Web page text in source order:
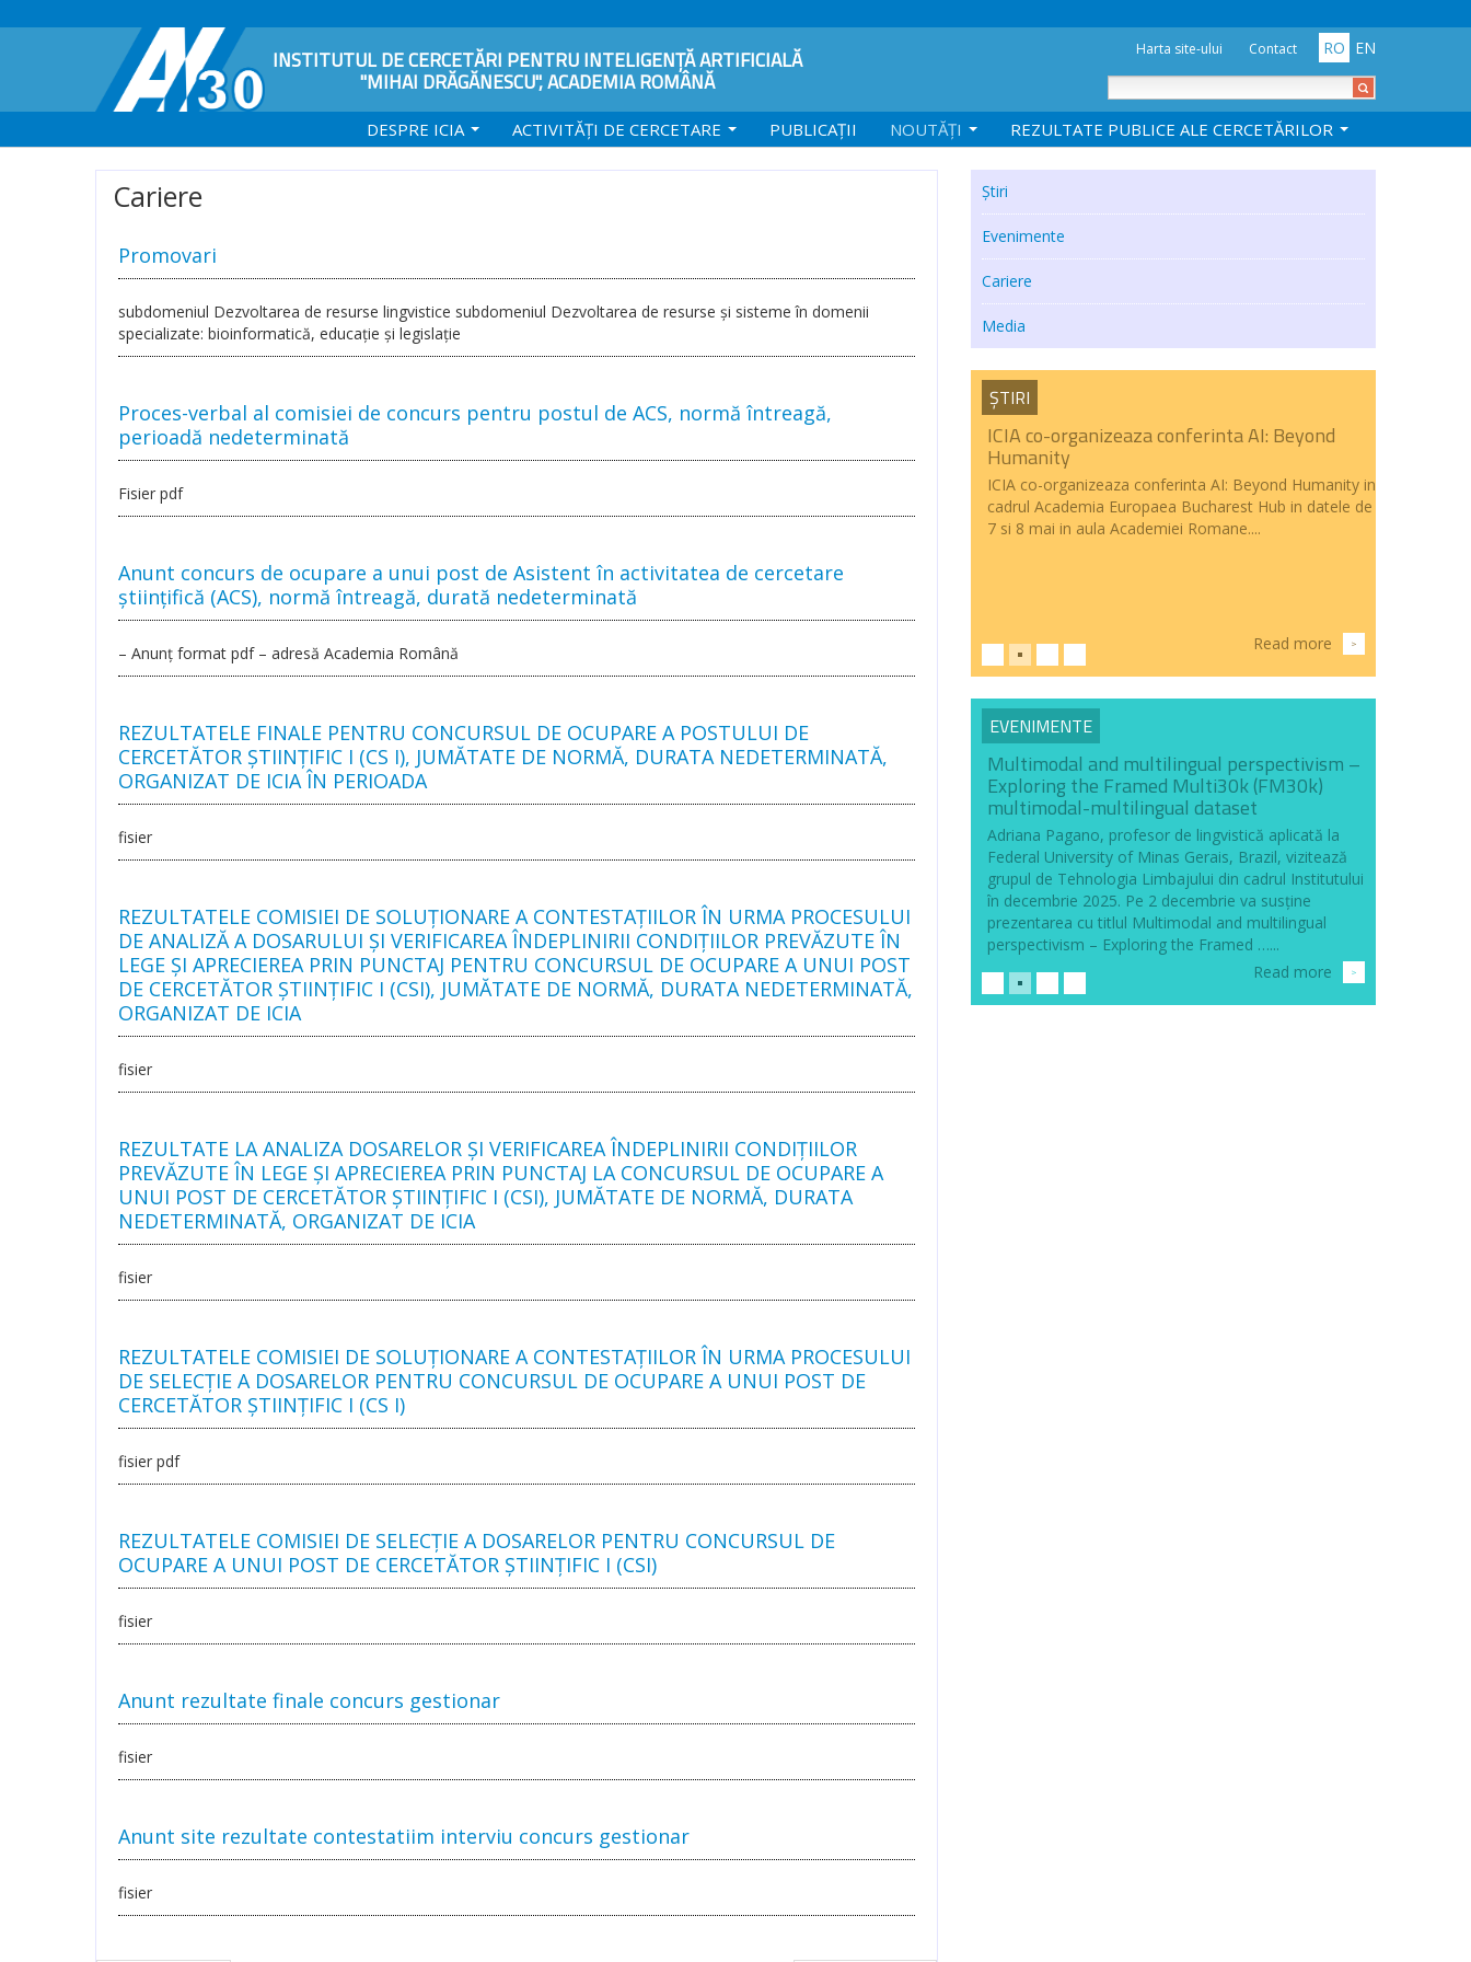
INSTITUTUL DE CERCETĂRI PENTRU INTELIGENȚĂ ARTIFICIALĂ
"MIHAI DRĂGĂNESCU", ACADEMIA ROMÂNĂ
Harta site-ului Contact RO EN
DESPRE ICIA ACTIVITĂȚI DE CERCETARE PUBLICAȚII NOUTĂŢI REZULTATE PUBLICE ALE CERCETĂRILOR
Cariere
Promovari
subdomeniul Dezvoltarea de resurse lingvistice subdomeniul Dezvoltarea de resurse și sisteme în domenii
specializate: bioinformatică, educație și legislație
Proces-verbal al comisiei de concurs pentru postul de ACS, normă întreagă,
perioadă nedeterminată
Fisier pdf
Anunt concurs de ocupare a unui post de Asistent în activitatea de cercetare
știinţifică (ACS), normă întreagă, durată nedeterminată
– Anunț format pdf – adresă Academia Română
REZULTATELE FINALE PENTRU CONCURSUL DE OCUPARE A POSTULUI DE
CERCETĂTOR ȘTIINȚIFIC I (CS I), JUMĂTATE DE NORMĂ, DURATA NEDETERMINATĂ,
ORGANIZAT DE ICIA ÎN PERIOADA
fisier
REZULTATELE COMISIEI DE SOLUŢIONARE A CONTESTAŢIILOR ÎN URMA PROCESULUI
DE ANALIZĂ A DOSARULUI ȘI VERIFICAREA ÎNDEPLINIRII CONDIȚIILOR PREVĂZUTE ÎN
LEGE ȘI APRECIEREA PRIN PUNCTAJ PENTRU CONCURSUL DE OCUPARE A UNUI POST
DE CERCETĂTOR ȘTIINȚIFIC I (CSI), JUMĂTATE DE NORMĂ, DURATA NEDETERMINATĂ,
ORGANIZAT DE ICIA
fisier
REZULTATE LA ANALIZA DOSARELOR ŞI VERIFICAREA ÎNDEPLINIRII CONDIŢIILOR
PREVĂZUTE ÎN LEGE ŞI APRECIEREA PRIN PUNCTAJ LA CONCURSUL DE OCUPARE A
UNUI POST DE CERCETĂTOR ȘTIINȚIFIC I (CSI), JUMĂTATE DE NORMĂ, DURATA
NEDETERMINATĂ, ORGANIZAT DE ICIA
fisier
REZULTATELE COMISIEI DE SOLUŢIONARE A CONTESTAŢIILOR ÎN URMA PROCESULUI
DE SELECȚIE A DOSARELOR PENTRU CONCURSUL DE OCUPARE A UNUI POST DE
CERCETĂTOR ȘTIINȚIFIC I (CS I)
fisier pdf
REZULTATELE COMISIEI DE SELECȚIE A DOSARELOR PENTRU CONCURSUL DE
OCUPARE A UNUI POST DE CERCETĂTOR ȘTIINȚIFIC I (CSI)
fisier
Anunt rezultate finale concurs gestionar
fisier
Anunt site rezultate contestatiim interviu concurs gestionar
fisier
Știri
Evenimente
Cariere
Media
ȘTIRI
ICIA co-organizeaza conferinta AI: Beyond
Humanity
ICIA co-organizeaza conferinta AI: Beyond Humanity in
cadrul Academia Europaea Bucharest Hub in datele de
7 si 8 mai in aula Academiei Romane....
Read more >
EVENIMENTE
Multimodal and multilingual perspectivism –
Exploring the Framed Multi30k (FM30k)
multimodal-multilingual dataset
Adriana Pagano, profesor de lingvistică aplicată la
Federal University of Minas Gerais, Brazil, vizitează
grupul de Tehnologia Limbajului din cadrul Institutului
în decembrie 2025. Pe 2 decembrie va susține
prezentarea cu titlul Multimodal and multilingual
perspectivism – Exploring the Framed …...
Read more
>